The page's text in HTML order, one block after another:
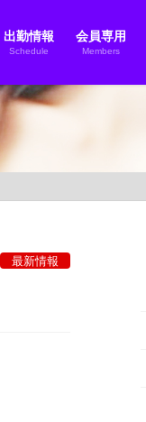
出勤情報
Schedule
会員専用
Members
最新情報